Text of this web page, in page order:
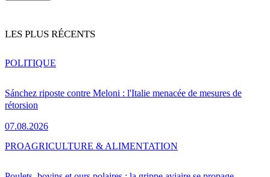
LES PLUS RÉCENTS
Sánchez riposte contre Meloni : l'Italie menacée de mesures de
rétorsion
07.08.2026
POLITIQUE
PROAGRICULTURE & ALIMENTATION